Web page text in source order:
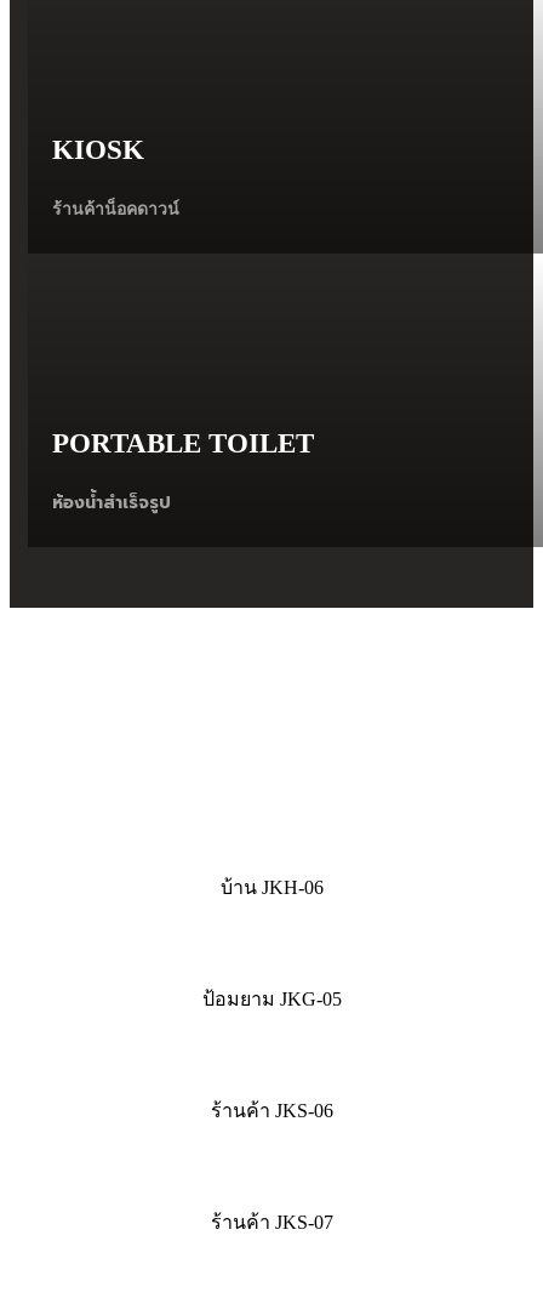
KIOSK
ร้านค้าน็อคดาวน์
PORTABLE TOILET
ห้องนํ้าสำเร็จรูป
บ้าน JKH-06
ป้อมยาม JKG-05
ร้านค้า JKS-06
ร้านค้า JKS-07